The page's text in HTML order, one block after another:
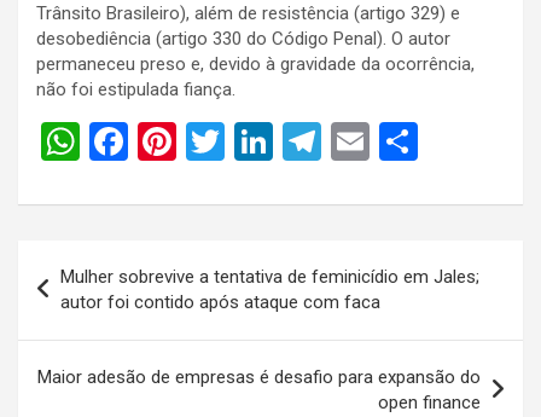
Trânsito Brasileiro), além de resistência (artigo 329) e
desobediência (artigo 330 do Código Penal). O autor
permaneceu preso e, devido à gravidade da ocorrência,
não foi estipulada fiança.
W
at
s
A
p
p
F
ce
b
o
o
k
Pi
er
t
T
tt
Li
ke
dI
n
T
e
gr
a
m
E
ail ar
de
Post
Mulher sobrevive a tentativa de feminicídio em Jales;
autor foi contido após ataque com faca
Maior adesão de empresas é desafio para expansão do
open finance